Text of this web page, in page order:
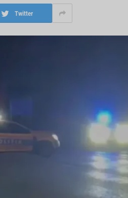
Twitter